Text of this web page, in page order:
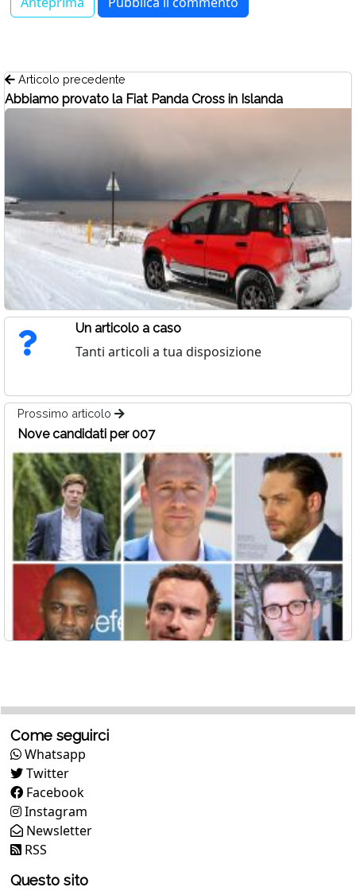
Articolo precedente
Abbiamo provato la Fiat Panda Cross in Islanda
Un articolo a caso
Tanti articoli a tua disposizione
Prossimo articolo
Nove candidati per 007
Come seguirci
Whatsapp
Twitter
Facebook
Instagram
Newsletter
RSS
Questo sito